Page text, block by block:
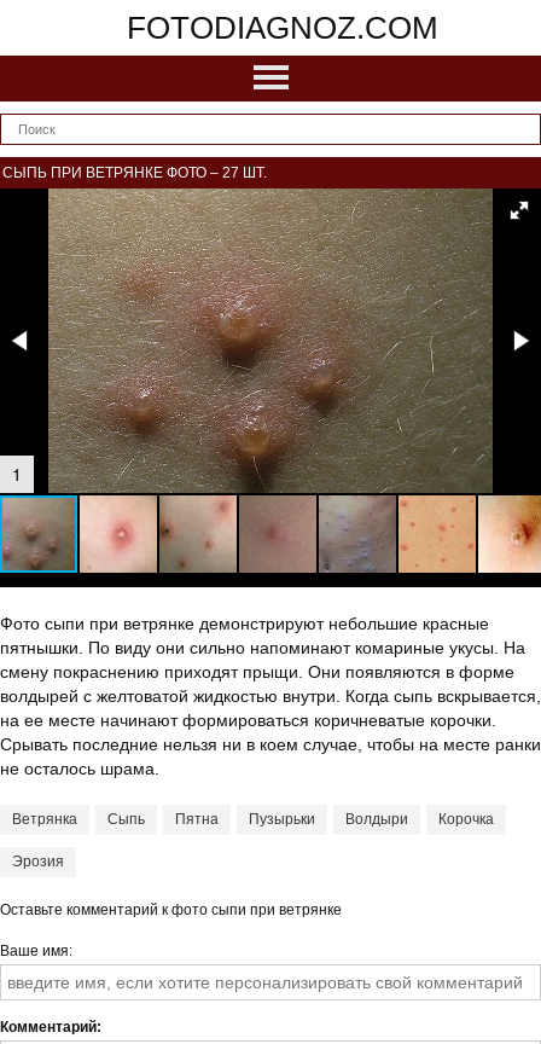
FOTODIAGNOZ.COM
СЫПЬ ПРИ ВЕТРЯНКЕ ФОТО – 27 ШТ.
1
Фото сыпи при ветрянке демонстрируют небольшие красные
пятнышки. По виду они сильно напоминают комариные укусы. На
смену покраснению приходят прыщи. Они появляются в форме
волдырей с желтоватой жидкостью внутри. Когда сыпь вскрывается,
на ее месте начинают формироваться коричневатые корочки.
Срывать последние нельзя ни в коем случае, чтобы на месте ранки
не осталось шрама.
Ветрянка Сыпь Пятна Пузырьки Волдыри Корочка
Эрозия
Оставьте комментарий к фото сыпи при ветрянке
Ваше имя
Комментарий